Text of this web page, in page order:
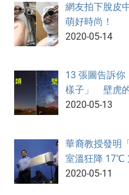
網友拍下脫皮
萌好時尚！
2020-05-14
13 張圖告訴你
樣子」 壁虎的
2020-05-13
華裔教授發明
室溫狂降 17℃
2020-05-11